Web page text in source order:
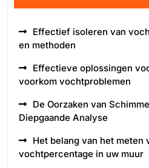
Effectief isoleren van
en methoden
Effectieve oplossingen
voorkom vochtproblemen
De Oorzaken van
Diepgaande Analyse
Het belang van het meten
vochtpercentage in uw muur